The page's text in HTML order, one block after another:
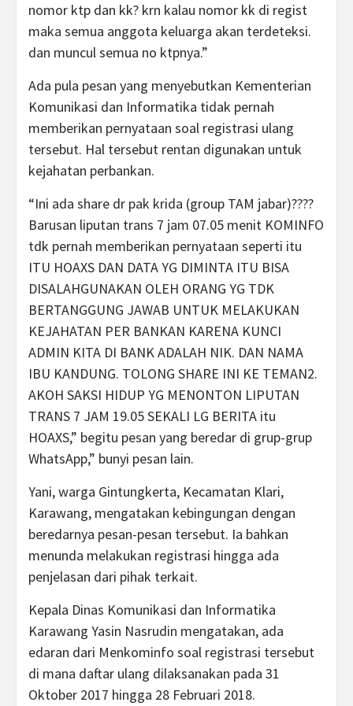
nomor ktp dan kk? krn kalau nomor kk di regist
maka semua anggota keluarga akan terdeteksi.
dan muncul semua no ktpnya.”
Ada pula pesan yang menyebutkan Kementerian
Komunikasi dan Informatika tidak pernah
memberikan pernyataan soal registrasi ulang
tersebut. Hal tersebut rentan digunakan untuk
kejahatan perbankan.
“Ini ada share dr pak krida (group TAM jabar)????
Barusan liputan trans 7 jam 07.05 menit KOMINFO
tdk pernah memberikan pernyataan seperti itu
ITU HOAXS DAN DATA YG DIMINTA ITU BISA
DISALAHGUNAKAN OLEH ORANG YG TDK
BERTANGGUNG JAWAB UNTUK MELAKUKAN
KEJAHATAN PER BANKAN KARENA KUNCI
ADMIN KITA DI BANK ADALAH NIK. DAN NAMA
IBU KANDUNG. TOLONG SHARE INI KE TEMAN2.
AKOH SAKSI HIDUP YG MENONTON LIPUTAN
TRANS 7 JAM 19.05 SEKALI LG BERITA itu
HOAXS,” begitu pesan yang beredar di grup-grup
WhatsApp,” bunyi pesan lain.
Yani, warga Gintungkerta, Kecamatan Klari,
Karawang, mengatakan kebingungan dengan
beredarnya pesan-pesan tersebut. Ia bahkan
menunda melakukan registrasi hingga ada
penjelasan dari pihak terkait.
Kepala Dinas Komunikasi dan Informatika
Karawang Yasin Nasrudin mengatakan, ada
edaran dari Menkominfo soal registrasi tersebut
di mana daftar ulang dilaksanakan pada 31
Oktober 2017 hingga 28 Februari 2018.